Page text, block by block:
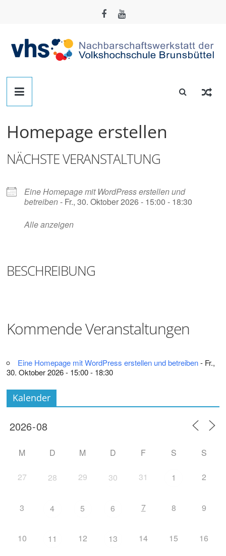
Nachbarschafts-
Werkstatt
Brunsbüttel
Der
zum
Basteln,
Digitalisieren
Homepage erstellen
NÄCHSTE VERANSTALTUNG
Eine Homepage mit WordPress erstellen und
betreiben- Fr., 30. Oktober 2026 - 15:00 - 18:30
Alle anzeigen
BESCHREIBUNG
Kommende Veranstaltungen
Eine Homepage mit WordPress erstellen und betreiben- Fr.,
30. Oktober 2026 - 15:00 - 18:30
Kalender
M D M D F S S
27 28 29 30 31 1 2
3 4 5 6 7 8 9
10 11 12 13 14 15 16